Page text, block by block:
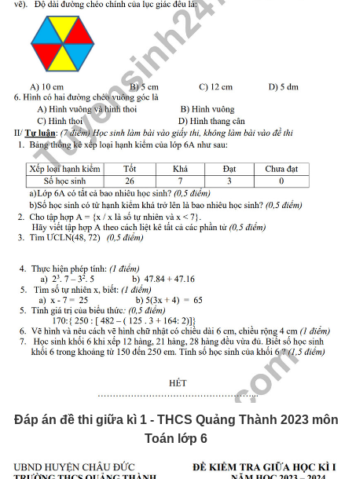
Đáp án đề thi giữa kì 1 - THCS Quảng Thành 2023 môn
Toán lớp 6